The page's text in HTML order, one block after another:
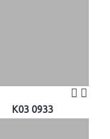
K03 0933